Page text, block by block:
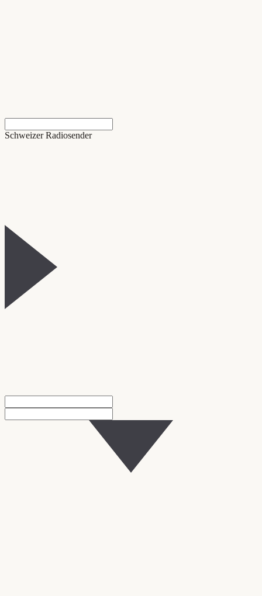
Schweizer Radiosender